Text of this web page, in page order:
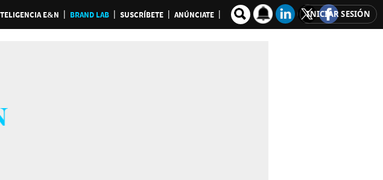
E&N BRAND LAB SUSCRÍBETE ANÚNCIATE INICIAR SESIÓN